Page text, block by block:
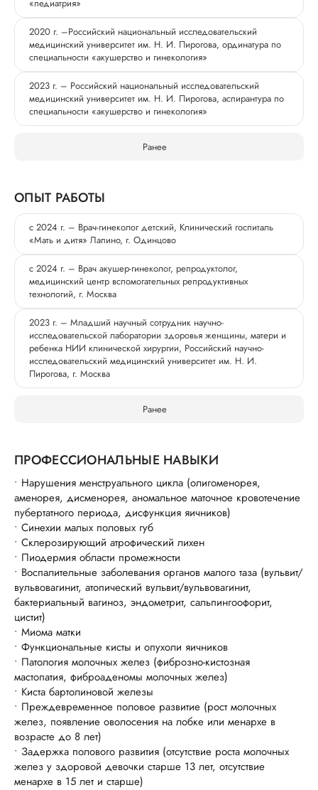
«педиатрия»
2020 г. –Российский национальный исследовательский
медицинский университет им. Н. И. Пирогова, ординатура по
специальности «акушерство и гинекология»
2023 г. – Российский национальный исследовательский
медицинский университет им. Н. И. Пирогова, аспирантура по
специальности «акушерство и гинекология»
Ранее
ОПЫТ РАБОТЫ
с 2024 г. – Врач-гинеколог детский, Клинический госпиталь
«Мать и дитя» Лапино, г. Одинцово
с 2024 г. – Врач акушер-гинеколог, репродуктолог,
медицинский центр вспомогательных репродуктивных
технологий, г. Москва
2023 г. – Младший научный сотрудник научно-
исследовательской лаборатории здоровья женщины, матери и
ребенка НИИ клинической хирургии, Российский научно-
исследовательский медицинский университет им. Н. И.
Пирогова, г. Москва
Ранее
ПРОФЕССИОНАЛЬНЫЕ НАВЫКИ
• Нарушения менструального цикла (олигоменорея,
аменорея, дисменорея, аномальное маточное кровотечение
пубертатного периода, дисфункция яичников)
• Синехии малых половых губ
• Склерозирующий атрофический лихен
• Пиодермия области промежности
• Воспалительные заболевания органов малого таза (вульвит/
вульвовагинит, атопический вульвит/вульвовагинит,
бактериальный вагиноз, эндометрит, сальпингоофорит,
цистит)
• Миома матки
• Функциональные кисты и опухоли яичников
• Патология молочных желез (фиброзно-кистозная
мастопатия, фиброаденомы молочных желез)
• Киста бартолиновой железы
• Преждевременное половое развитие (рост молочных
желез, появление оволосения на лобке или менархе в
возрасте до 8 лет)
• Задержка полового развития (отсутствие роста молочных
желез у здоровой девочки старше 13 лет, отсутствие
менархе в 15 лет и старше)